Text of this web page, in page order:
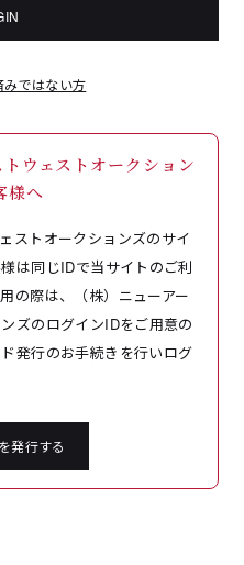
ではない方
トウェストオークション
様へ
ストオークションズのサイ
は同じIDで当サイトのご利
の際は、（株）ニューアー
ズのログインIDをご用意の
発行のお手続きを行いログ
発行する